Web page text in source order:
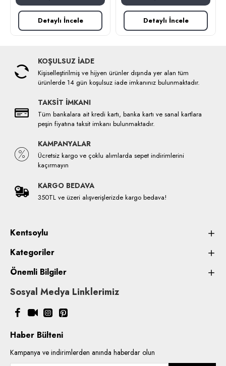
Detaylı İncele Detaylı İncele
KOŞULSUZ İADE
Kişiselleştirilmiş ve hijyen ürünler dışında yer alan tüm
ürünlerde 14 gün koşulsuz iade imkanınız bulunmaktadır.
TAKSİT İMKANI
Tüm bankalara ait kredi kartı, banka kartı ve sanal kartlara
peşin fiyatına taksit imkanı bulunmaktadır.
KAMPANYALAR
Ücretsiz kargo ve çoklu alımlarda sepet indirimlerini
kaçırmayın
KARGO BEDAVA
350TL ve üzeri alışverişlerizde kargo bedava!
Kentsoylu
Kategoriler
Önemli Bilgiler
Sosyal Medya Linklerimiz
Haber Bülteni
Kampanya ve indirimlerden anında haberdar olun